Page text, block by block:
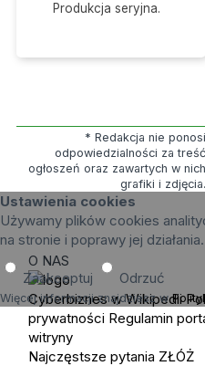
Produkcja seryjna.
* Redakcja nie ponosi
odpowiedzialności za treść
ogłoszeń oraz zawartych w nich
grafiki i zdjęcia.
Ustawienia cookies
Używamy plików cookies
na stronie i poprawy jej działania.
Zaakceptuj Odrzuć
Więcej informacji znajdziesz w
O NAS
Cyberbiznes w Wikipedii
prywatności Regulamin
witryny
Najczęstsze pytania ZŁÓŻ